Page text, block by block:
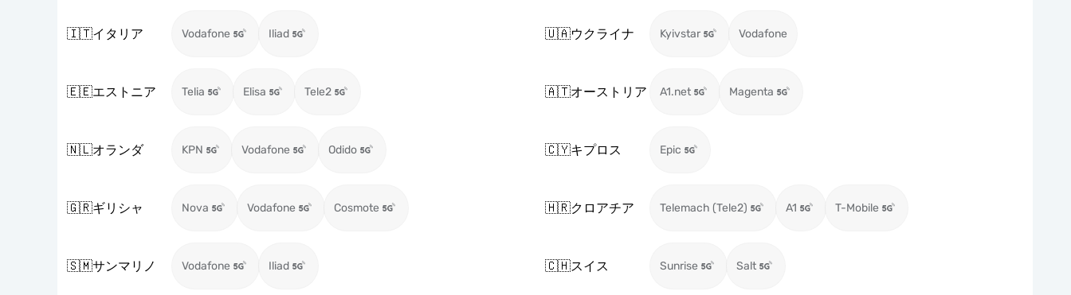
🇮🇹イタリア Vodafone Iliad 🇺🇦ウクライナ Kyivstar Vodafone
🇪🇪エストニア Telia Elisa Tele2 🇦🇹オーストリア A1.net Magenta
🇳🇱オランダ KPN Vodafone Odido 🇨🇾キプロス Epic
🇬🇷ギリシャ Nova Vodafone Cosmote 🇭🇷クロアチア Telemach (Tele2) A1 T-Mobile
🇸🇲サンマリノ Vodafone Iliad 🇨🇭スイス Sunrise Salt